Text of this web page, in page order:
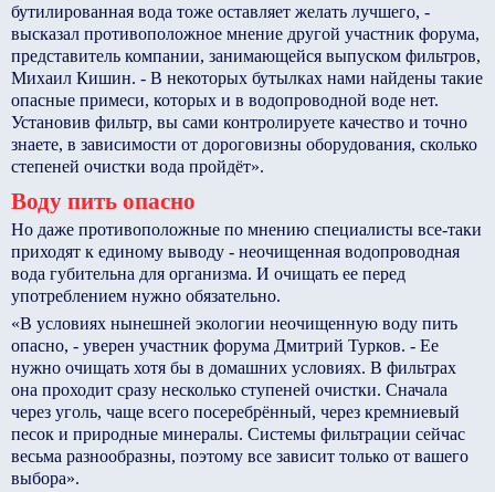
бутилированная вода тоже оставляет желать лучшего, -
высказал противоположное мнение другой участник форума,
представитель компании, занимающейся выпуском фильтров,
Михаил Кишин. - В некоторых бутылках нами найдены такие
опасные примеси, которых и в водопроводной воде нет.
Установив фильтр, вы сами контролируете качество и точно
знаете, в зависимости от дороговизны оборудования, сколько
степеней очистки вода пройдёт».
Воду пить опасно
Но даже противоположные по мнению специалисты все-таки
приходят к единому выводу - неочищенная водопроводная
вода губительна для организма. И очищать ее перед
употреблением нужно обязательно.
«В условиях нынешней экологии неочищенную воду пить
опасно, - уверен участник форума Дмитрий Турков. - Ее
нужно очищать хотя бы в домашних условиях. В фильтрах
она проходит сразу несколько ступеней очистки. Сначала
через уголь, чаще всего посеребрённый, через кремниевый
песок и природные минералы. Системы фильтрации сейчас
весьма разнообразны, поэтому все зависит только от вашего
выбора».